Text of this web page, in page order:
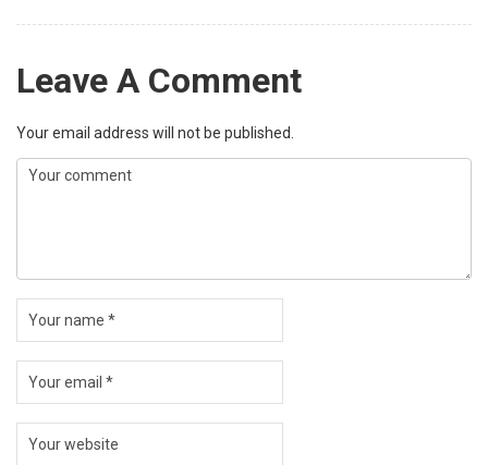
Leave A Comment
Your email address will not be published.